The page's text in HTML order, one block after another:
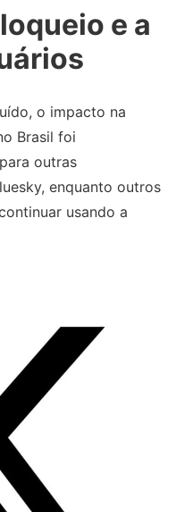
e a
o impacto na
Brasil foi
outras
enquanto outros
usando a